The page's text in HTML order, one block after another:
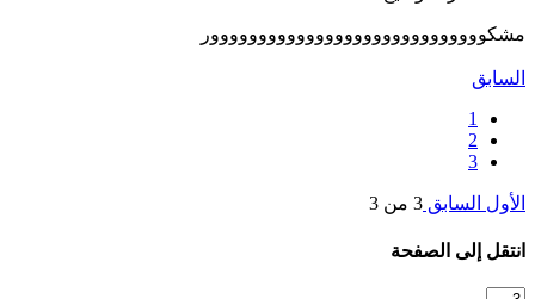
مشكووووووووووووووووووووووووووووور
السابق
1
2
3
الأول السابق 3 من 3
انتقل إلى الصفحة